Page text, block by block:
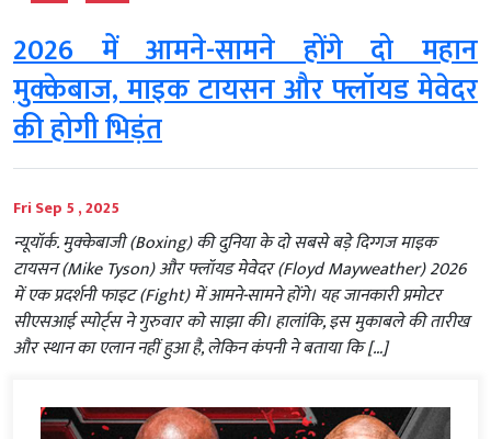
2026 में आमने-सामने होंगे दो महान
मुक्केबाज, माइक टायसन और फ्लॉयड मेवेदर
की होगी भिड़ंत
Fri Sep 5 , 2025
न्यूयॉर्क. मुक्केबाजी (Boxing) की दुनिया के दो सबसे बड़े दिग्गज माइक
टायसन (Mike Tyson) और फ्लॉयड मेवेदर (Floyd Mayweather) 2026
में एक प्रदर्शनी फाइट (Fight) में आमने-सामने होंगे। यह जानकारी प्रमोटर
सीएसआई स्पोर्ट्स ने गुरुवार को साझा की। हालांकि, इस मुकाबले की तारीख
और स्थान का एलान नहीं हुआ है, लेकिन कंपनी ने बताया कि […]